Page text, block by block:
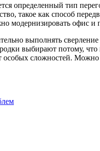
определенный тип
такое как способ
модернизировать офис
выполнять
выбирают потому,
сложностей.